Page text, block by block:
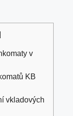
v
KB
vkladových